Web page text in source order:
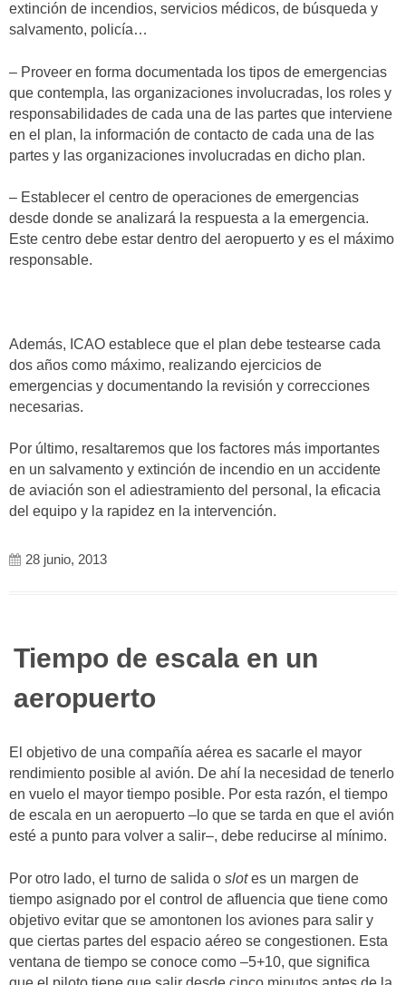
extinción de incendios, servicios médicos, de búsqueda y
salvamento, policía…
– Proveer en forma documentada los tipos de emergencias
que contempla, las organizaciones involucradas, los roles y
responsabilidades de cada una de las partes que interviene
en el plan, la información de contacto de cada una de las
partes y las organizaciones involucradas en dicho plan.
– Establecer el centro de operaciones de emergencias
desde donde se analizará la respuesta a la emergencia.
Este centro debe estar dentro del aeropuerto y es el máximo
responsable.
Además, ICAO establece que el plan debe testearse cada
dos años como máximo, realizando ejercicios de
emergencias y documentando la revisión y correcciones
necesarias.
Por último, resaltaremos que los factores más importantes
en un salvamento y extinción de incendio en un accidente
de aviación son el adiestramiento del personal, la eficacia
del equipo y la rapidez en la intervención.
28 junio, 2013
Tiempo de escala en un
aeropuerto
El objetivo de una compañía aérea es sacarle el mayor
rendimiento posible al avión. De ahí la necesidad de tenerlo
en vuelo el mayor tiempo posible. Por esta razón, el tiempo
de escala en un aeropuerto –lo que se tarda en que el avión
esté a punto para volver a salir–, debe reducirse al mínimo.
Por otro lado, el turno de salida o slotes un margen de
tiempo asignado por el control de afluencia que tiene como
objetivo evitar que se amontonen los aviones para salir y
que ciertas partes del espacio aéreo se congestionen. Esta
ventana de tiempo se conoce como –5+10, que significa